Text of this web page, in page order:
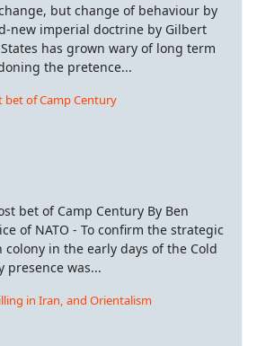
but change of behaviour by
new imperial doctrine by Gilbert
has grown wary of long term
the pretence...
bet of Camp Century
bet of Camp Century By Ben
of NATO - To confirm the strategic
colony in the early days of the Cold
presence was...
in Iran, and Orientalism